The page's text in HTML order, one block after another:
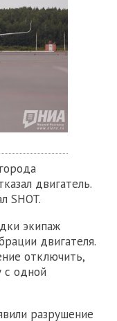
двигатель.
SHOT.
экипаж
двигателя.
отключить,
с одной
разрушение